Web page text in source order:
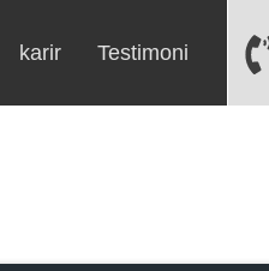
karir Testimoni